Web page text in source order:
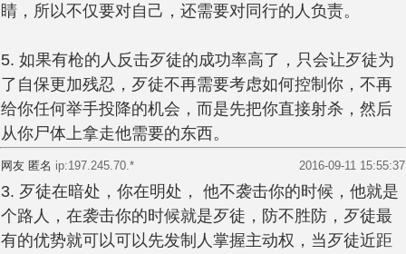
睛，所以不仅要对自己，还需要对同行的人负责。
5. 如果有枪的人反击歹徒的成功率高了，只会让歹徒为
了自保更加残忍，歹徒不再需要考虑如何控制你，不再
给你任何举手投降的机会，而是先把你直接射杀，然后
从你尸体上拿走他需要的东西。
网友 匿名 ip:197.245.70.* 2016-09-11 15:55:37
3. 歹徒在暗处，你在明处， 他不袭击你的时候，他就是
个路人，在袭击你的时候就是歹徒，防不胜防，歹徒最
有的优势就可以可以先发制人掌握主动权，当歹徒近距